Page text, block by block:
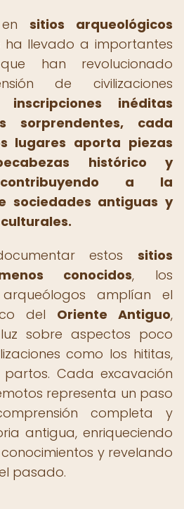
sitios arqueológicos
ha llevado a importantes
han revolucionado
de civilizaciones
inscripciones inéditas
sorprendentes, cada
lugares aporta piezas
histórico y
contribuyendo a la
sociedades antiguas y
estos sitios
conocidos, los
amplían el
del Oriente Antiguo,
sobre aspectos poco
como los hititas,
Cada excavación
representa un paso
completa y
antigua, enriqueciendo
y revelando
pasado.